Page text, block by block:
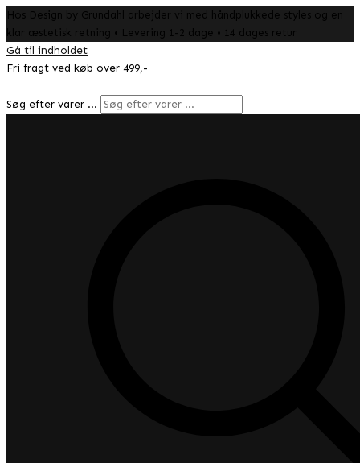
Hos Design by Grundahl arbejder vi med håndplukkede styles og en
klar æstetisk retning • Levering 1-2 dage • 14 dages retur
Gå til indholdet
Fri fragt ved køb over 499,-
Søg efter varer …